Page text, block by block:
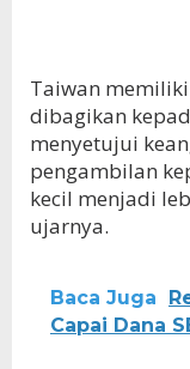
Taiwan
dibagikan
menyetujui
pengambilan
kecil menjadi
ujarnya.
Baca Juga
Capai Dana